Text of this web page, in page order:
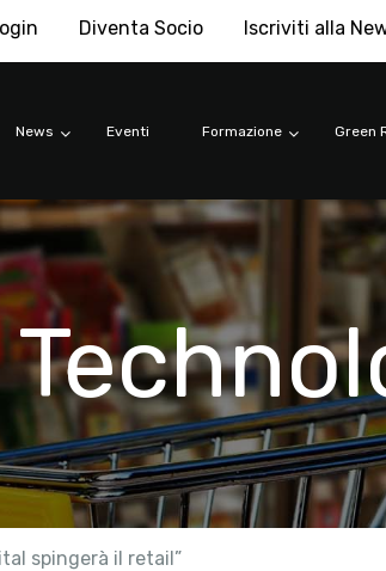
Diventa Socio Iscriviti alla
News Eventi Formazione Green
spingerà il retail”